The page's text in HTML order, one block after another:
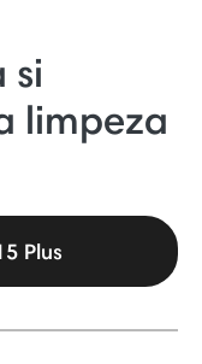
si
limpeza
Plus